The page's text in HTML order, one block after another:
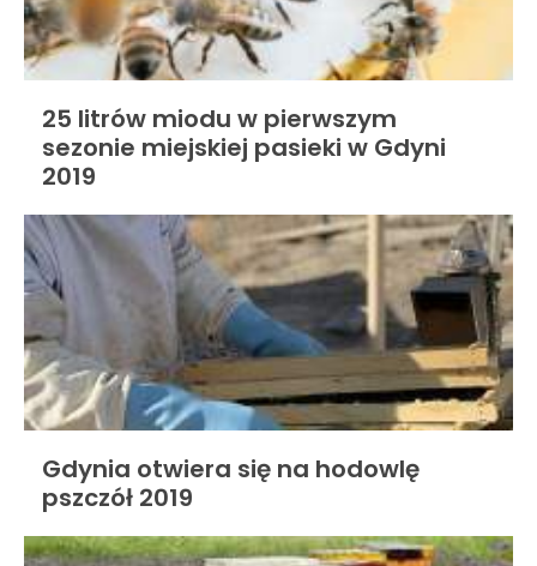
25 litrów miodu w pierwszym
sezonie miejskiej pasieki w Gdyni
2019
Gdynia otwiera się na hodowlę
pszczół 2019